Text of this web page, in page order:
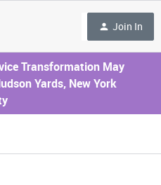
Join In
Transformation May
Yards, New York